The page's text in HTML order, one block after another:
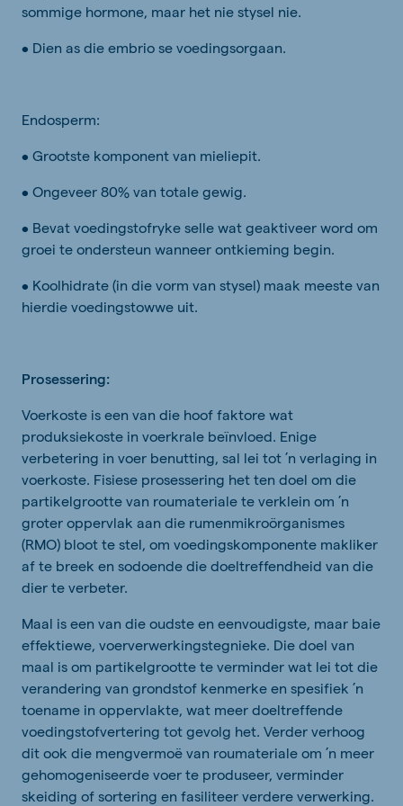
sommige hormone, maar het nie stysel nie.
• Dien as die embrio se voedingsorgaan.
Endosperm:
• Grootste komponent van mieliepit.
• Ongeveer 80% van totale gewig.
• Bevat voedingstofryke selle wat geaktiveer word om
groei te ondersteun wanneer ontkieming begin.
• Koolhidrate (in die vorm van stysel) maak meeste van
hierdie voedingstowwe uit.
Prosessering:
Voerkoste is een van die hoof faktore wat
produksiekoste in voerkrale beïnvloed. Enige
verbetering in voer benutting, sal lei tot ’n verlaging in
voerkoste. Fisiese prosessering het ten doel om die
partikelgrootte van roumateriale te verklein om ’n
groter oppervlak aan die rumenmikroörganismes
(RMO) bloot te stel, om voedingskomponente makliker
af te breek en sodoende die doeltreffendheid van die
dier te verbeter.
Maal is een van die oudste en eenvoudigste, maar baie
effektiewe, voerverwerkingstegnieke. Die doel van
maal is om partikelgrootte te verminder wat lei tot die
verandering van grondstof kenmerke en spesifiek ’n
toename in oppervlakte, wat meer doeltreffende
voedingstofvertering tot gevolg het. Verder verhoog
dit ook die mengvermoë van roumateriale om ’n meer
gehomogeniseerde voer te produseer, verminder
skeiding of sortering en fasiliteer verdere verwerking.